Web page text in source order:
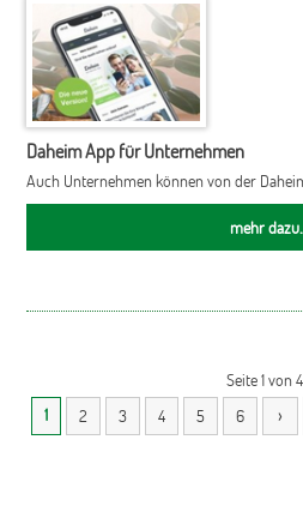
Daheim App für Unternehmen
Auch Unternehmen können von der
mehr
Seite 1 von
1
2 3 4 5 6 ›